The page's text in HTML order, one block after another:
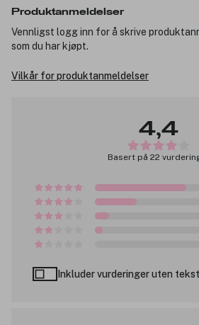
Produktanmeldelser
Vennligst logg inn for å skrive
som du har kjøpt.
Vilkår for produktanmeldelser
4,4
Basert på 22
Inkluder vurderinger uten tekst